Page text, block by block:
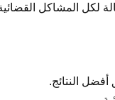
لكل المشاكل
أفضل النتائج.